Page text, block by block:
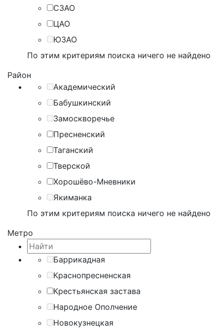
СЗАО
ЦАО
ЮЗАО
По этим критериям поиска ничего не найдено
Район
Академический
Бабушкинский
Замоскворечье
Пресненский
Таганский
Тверской
Хорошёво-Мневники
Якиманка
По этим критериям поиска ничего не найдено
Метро
Баррикадная
Краснопресненская
Крестьянская застава
Народное Ополчение
Новокузнецкая